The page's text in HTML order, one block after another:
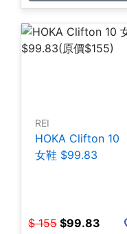
REI
HOKA Clifton 10
女鞋 $99.83
$ 155 $99.83